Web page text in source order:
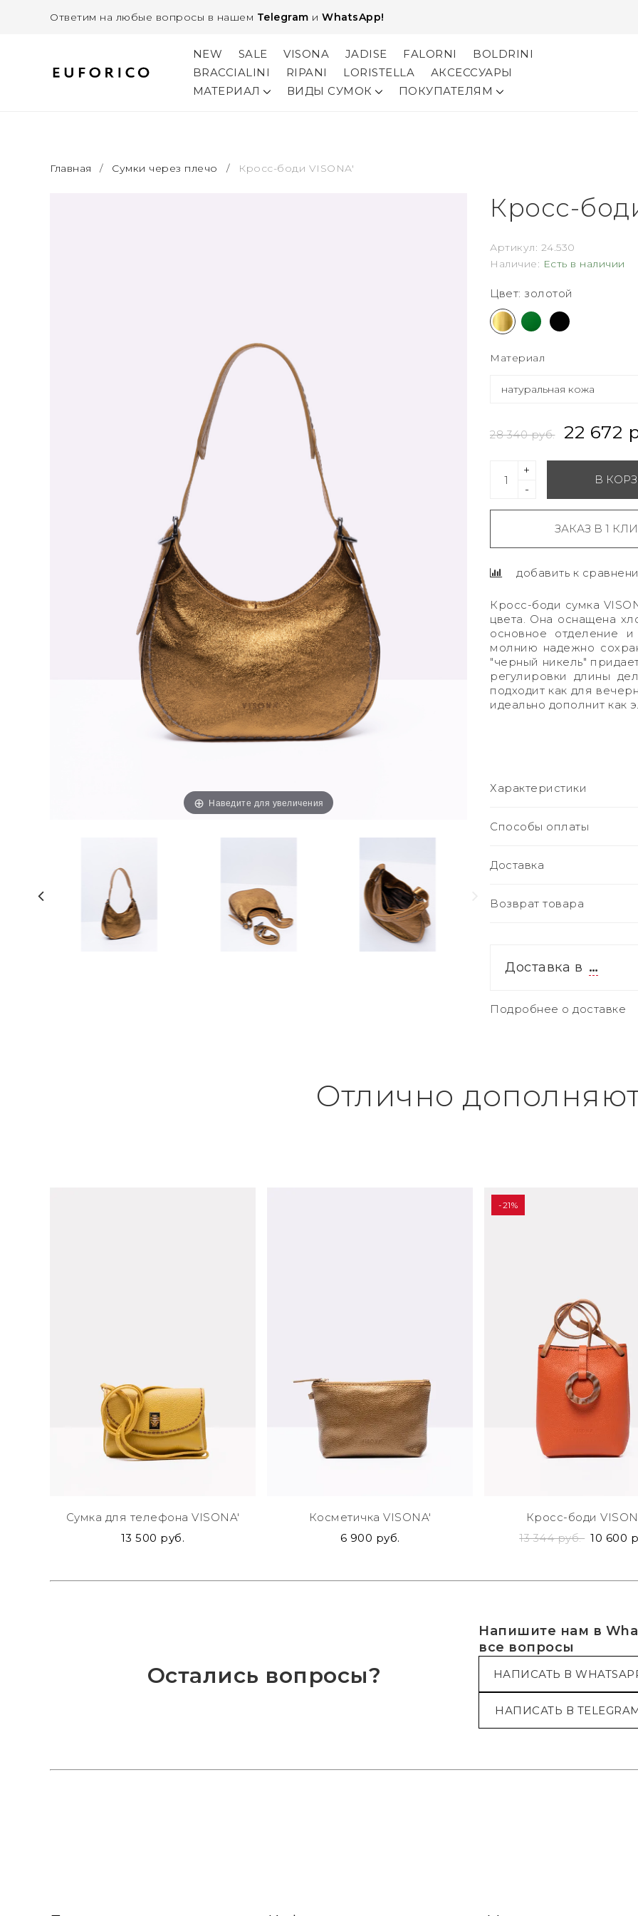
Ответим на любые вопросы в нашем Telegram и WhatsApp!
NEW SALE VISONA JADISE FALORNI
BOLDRINI
BRACCIALINI
RIPANI LORISTELLA
АКСЕССУАРЫ
МАТЕРИАЛ
ВИДЫ СУМОК ПОКУПАТЕЛЯМ
Главная / Сумки через плечо / Кросс-боди VISONA'
Наведите для увеличения
Кросс-
Артикул: 24.530
Наличие: Есть в наличии
Цвет: золотой
Материал
28 340 руб. 22 672
-
+
В
ЗАКАЗ В 1
добавить к
Кросс-боди сумка
цвета. Она оснащена
основное отделение
молнию надежно
"черный никель"
регулировки длины
подходит как для
идеально дополнит как
Характеристики
Способы оплаты
Доставка
Возврат товара
Доставка в …
Подробнее о доставке
Отлично
Сумка для телефона VISONA'
13 500 руб.
Косметичка VISONA'
6 900 руб.
-21%
Кросс-боди
13 344 руб. 10 600
Остались вопросы?
Напишите нам в
все вопросы
НАПИСАТЬ В
НАПИСАТЬ В